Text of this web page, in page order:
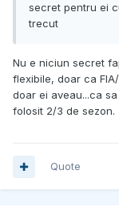
secret pentru ei
trecut
Nu e niciun secret
flexibile, doar ca
doar ei aveau...ca
folosit 2/3 de sezon.
Quote